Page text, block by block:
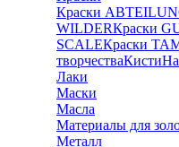
Краски
WILDERКраски
SCALEКраски
творчестваКисти
Лаки
Маски
Масла
Материалы для
Металл